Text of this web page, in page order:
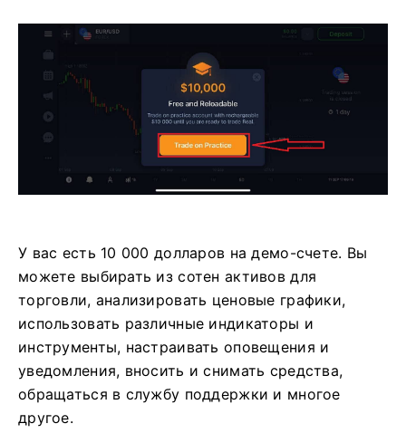
У вас есть 10 000 долларов на демо-счете. Вы
можете выбирать из сотен активов для
торговли, анализировать ценовые графики,
использовать различные индикаторы и
инструменты, настраивать оповещения и
уведомления, вносить и снимать средства,
обращаться в службу поддержки и многое
другое.